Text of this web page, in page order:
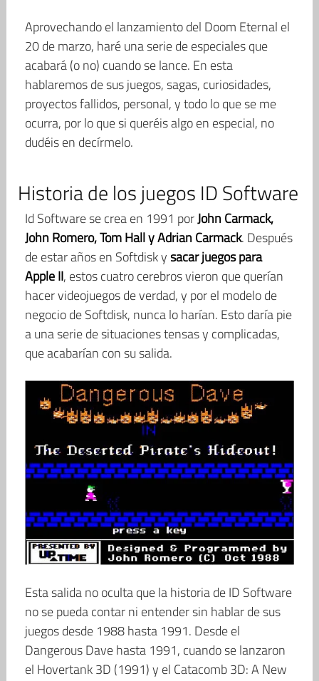
Aprovechando el lanzamiento del Doom Eternal el
20 de marzo, haré una serie de especiales que
acabará (o no) cuando se lance. En esta
hablaremos de sus juegos, sagas, curiosidades,
proyectos fallidos, personal, y todo lo que se me
ocurra, por lo que si queréis algo en especial, no
dudéis en decírmelo.
Historia de los juegos ID Software
Id Software se crea en 1991 porJohn Carmack,
John Romero, Tom Hall y Adrian Carmack. Después
de estar años en Softdisk ysacar juegos para
Apple II, estos cuatro cerebros vieron que querían
hacer videojuegos de verdad, y por el modelo de
negocio de Softdisk, nunca lo harían. Esto daría pie
a una serie de situaciones tensas y complicadas,
que acabarían con su salida.
Esta salida no oculta que la historia de ID Software
no se pueda contar ni entender sin hablar de sus
juegos desde 1988 hasta 1991. Desde el
Dangerous Dave hasta 1991, cuando se lanzaron
el Hovertank 3D (1991) y el Catacomb 3D: A New